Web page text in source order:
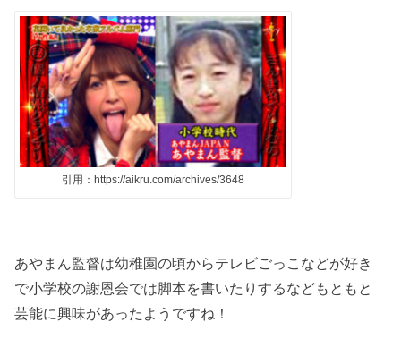
引用：https://aikru.com/archives/3648
あやまん監督は幼稚園の頃からテレビごっこなどが好き
で小学校の謝恩会では脚本を書いたりするなどもともと
芸能に興味があったようですね！